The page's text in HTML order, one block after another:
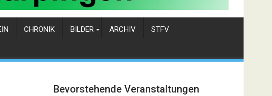
CHRONIK BILDER ARCHIV STFV
Bevorstehende Veranstaltungen